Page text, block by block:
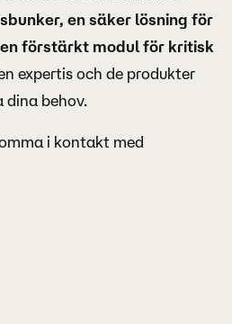
en säker lösning för
förstärkt modul för kritisk
expertis och de produkter
dina behov.
i kontakt med